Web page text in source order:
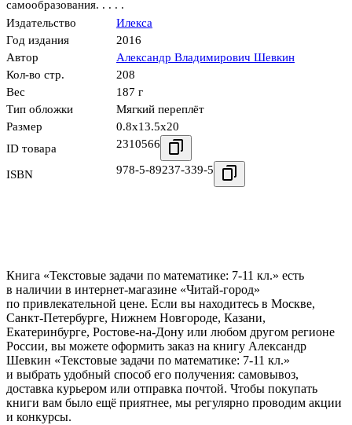
самообразования. . . . .
Издательство
Илекса
Год издания
2016
Автор
Александр Владимирович Шевкин
Кол-во стр.
208
Вес
187 г
Тип обложки
Мягкий переплёт
Размер
0.8x13.5x20
ID товара
2310566
ISBN 978-5-89237-339-5
Книга «Текстовые задачи по математике: 7-11 кл.» есть
в наличии в интернет-магазине «Читай-город»
по привлекательной цене. Если вы находитесь в Москве,
Санкт-Петербурге, Нижнем Новгороде, Казани,
Екатеринбурге, Ростове-на-Дону или любом другом регионе
России, вы можете оформить заказ на книгу Александр
Шевкин «Текстовые задачи по математике: 7-11 кл.»
и выбрать удобный способ его получения: самовывоз,
доставка курьером или отправка почтой. Чтобы покупать
книги вам было ещё приятнее, мы регулярно проводим акции
и конкурсы.